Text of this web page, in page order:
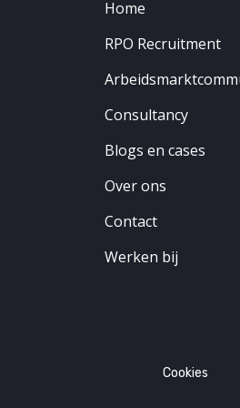
Home
RPO Recruitment
Consultancy
Blogs en cases
Over ons
Contact
Werken bij
Cookies